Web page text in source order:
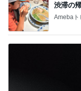
渋滞の
Amebaト